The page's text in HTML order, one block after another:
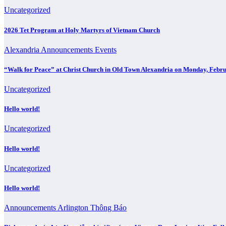
Uncategorized
2026 Tet Program at Holy Martyrs of Vietnam Church
Alexandria Announcements Events
“Walk for Peace” at Christ Church in Old Town Alexandria on Monday,
Uncategorized
Hello world!
Uncategorized
Hello world!
Uncategorized
Hello world!
Announcements Arlington Thông Báo